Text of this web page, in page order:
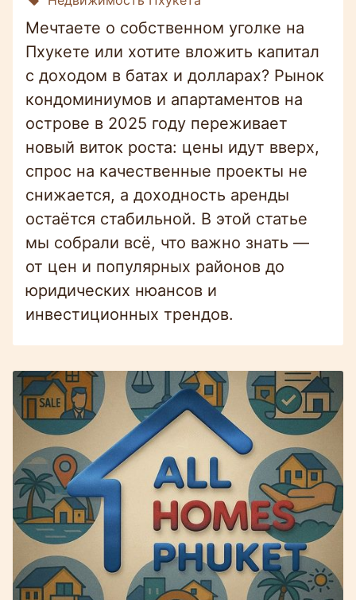
Мечтаете о собственном уголке на
Пхукете или хотите вложить капитал
с доходом в батах и долларах? Рынок
кондоминиумов и апартаментов на
острове в 2025 году переживает
новый виток роста: цены идут вверх,
спрос на качественные проекты не
снижается, а доходность аренды
остаётся стабильной. В этой статье
мы собрали всё, что важно знать —
от цен и популярных районов до
юридических нюансов и
инвестиционных трендов.